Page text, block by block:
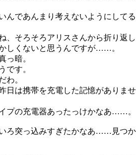
んであんまり考えないようにしてる
、そろそろアリスさんから折り返し
しくないと思うんですが……。
っ暗。
です。
わ。
日は携帯を充電した記憶がありませ
プの充電器あったっけかなあ……。
いろ突っ込みすぎたかなあ……見つか